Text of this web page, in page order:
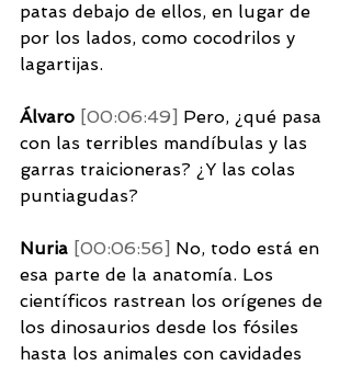
patas debajo de ellos, en lugar de
por los lados, como cocodrilos y
lagartijas.
Álvaro [00:06:49] Pero, ¿qué pasa
con las terribles mandíbulas y las
garras traicioneras? ¿Y las colas
puntiagudas?
Nuria [00:06:56] No, todo está en
esa parte de la anatomía. Los
científicos rastrean los orígenes de
los dinosaurios desde los fósiles
hasta los animales con cavidades